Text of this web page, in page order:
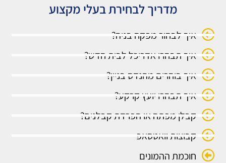
מדריך לבחירת בעלי מקצוע
איך לבחור מפקח בניה?
איך תבחרו אדריכל לבית חדש?
איך בוחרים מהנדס בניין?
איך תבחרו יועץ קרקע?
קבלן מפתח או הפרדת קבלנים?
קבוצות וואטסאפ
חוכמת ההמונים